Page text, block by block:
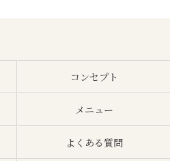
コンセプト
メニュー
よくある質問